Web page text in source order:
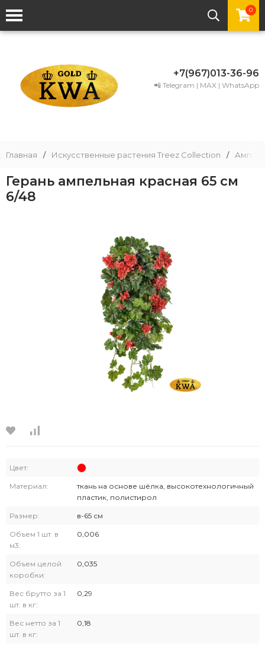
0
+7(967)013-36-96
📲 Telegram | MAX | WhatsApp
Главная / Искусственные растения Treez Collection /
Герань ампельная красная 65 см
6/48
Цвет:
Материал:
ткань на основе шёлка, высокотехнологичный
пластик, полистирол
Размер: в-65 см
Объем 1 шт. в
м3:
0,006
Объем целой
коробки:
0,035
Вес брутто за 1
шт. в кг:
0,29
Вес нетто за 1
шт. в кг:
0,18